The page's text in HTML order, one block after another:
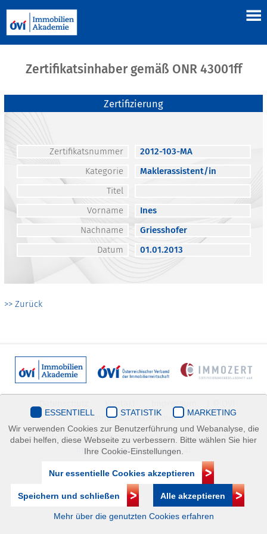
Zertifikatsinhaber gemäß ONR 43001ff
Zertifizierung
Zertifikatsnummer
2012-103-MA
Kategorie
Maklerassistent/in
Titel
Vorname
Ines
Nachname
Griesshofer
Datum
01.01.2013
>> Zurück
Immobilienakademie
Mariahilfer Straße 116/2.OG/2 1070 Wien | +43(1)505 32 50 |
immobilienakademie@ovi.at
ESSENTIELL STATISTIK
MARKETING
Wir verwenden Cookies zur Benutzerführung und Webanalyse, die
dabei helfen, diese Webseite zu verbessern. Bitte wählen Sie hier
Ihre Cookie-Einstellungen.
Nur essentielle Cookies akzeptieren
Speichern und schließen Alle akzeptieren
Mehr über die genutzten Cookies erfahren